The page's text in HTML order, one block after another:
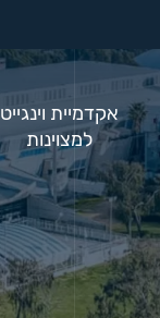
אקדמיית וינגייט
למצוינות